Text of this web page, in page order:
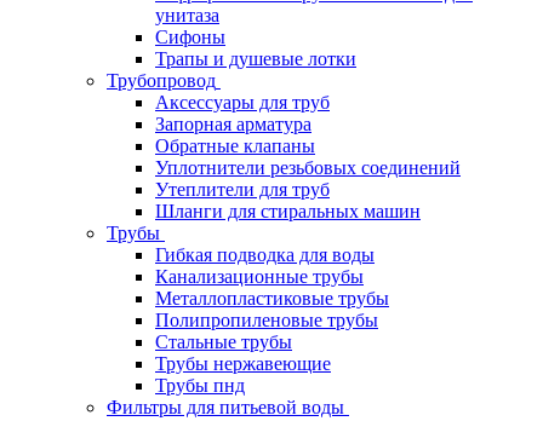
унитаза
Сифоны
Трапы и душевые лотки
Трубопровод
Аксессуары для труб
Запорная арматура
Обратные клапаны
Уплотнители резьбовых соединений
Утеплители для труб
Шланги для стиральных машин
Трубы
Гибкая подводка для воды
Канализационные трубы
Металлопластиковые трубы
Полипропиленовые трубы
Стальные трубы
Трубы нержавеющие
Трубы пнд
Фильтры для питьевой воды